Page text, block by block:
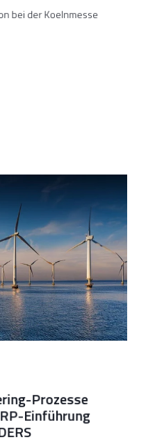
bei der Koelnmesse
Prozesse
Einführung